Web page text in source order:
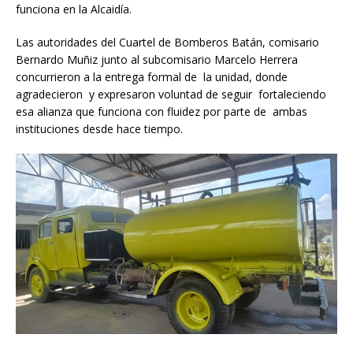
funciona en la Alcaidía.
Las autoridades del Cuartel de Bomberos Batán, comisario
Bernardo Muñiz junto al subcomisario Marcelo Herrera
concurrieron a la entrega formal de la unidad, donde
agradecieron y expresaron voluntad de seguir fortaleciendo
esa alianza que funciona con fluidez por parte de ambas
instituciones desde hace tiempo.